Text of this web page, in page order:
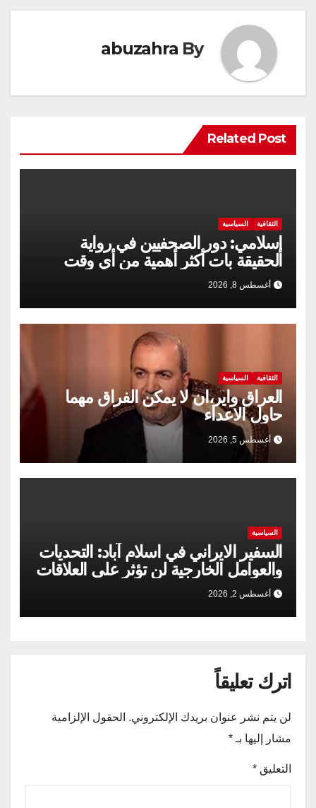
By
abuzahra
Related Post
الثقافية السياسية
إسلامي: دور الصحفيين في رواية
الحقيقة بات أكثر أهمية من أي وقت
مضى
أغسطس 8, 2026
الثقافية السياسية
العراق واير،ان لا يمكن الفراق مهما
حاول الاعداء
أغسطس 5, 2026
السياسية
السفير الايراني في اسلام آباد: التحديات
والعوامل الخارجية لن تؤثر على العلاقات
الإيرانية الباكستانية
أغسطس 2, 2026
اترك تعليقاً
لن يتم نشر عنوان بريدك الإلكتروني. الحقول الإلزامية
مشار إليها بـ *
التعليق *